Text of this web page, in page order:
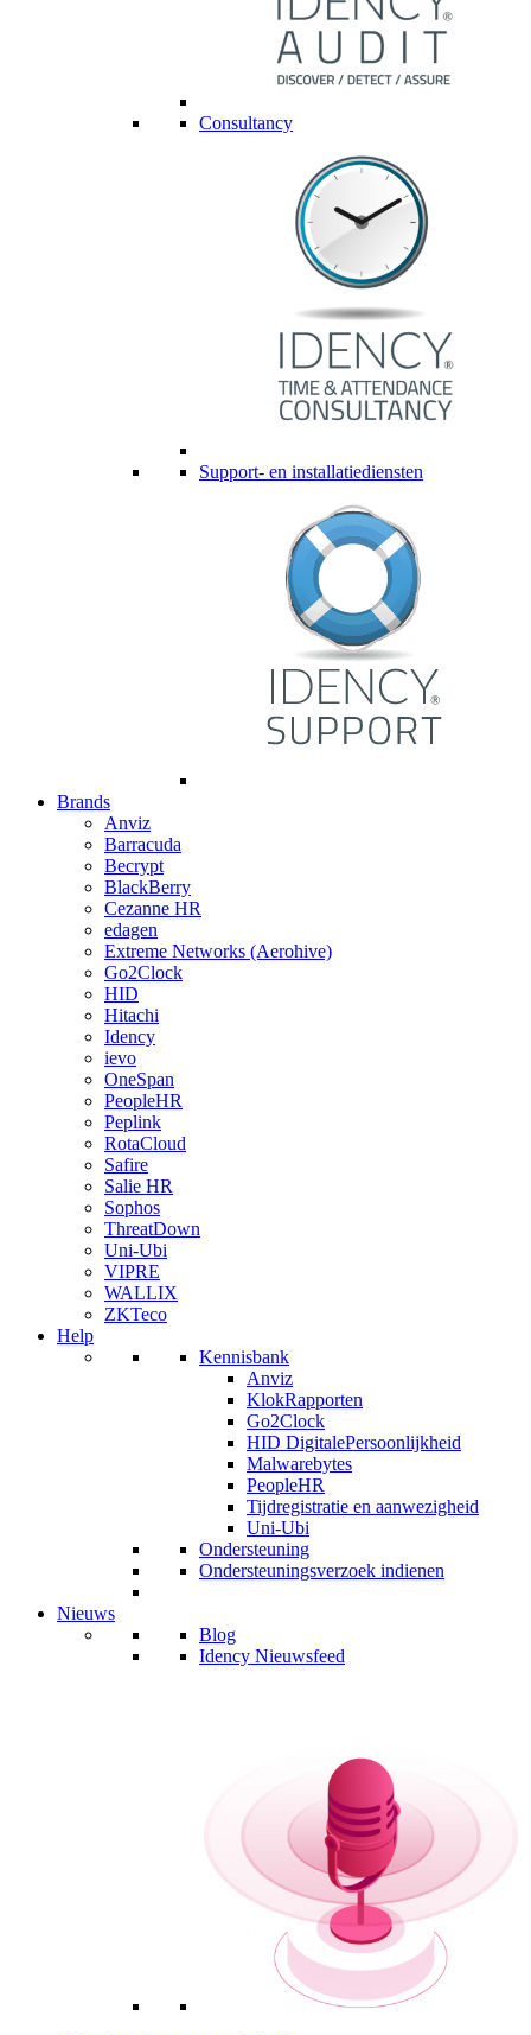
Consultancy
Support- en installatiediensten
Brands
Anviz
Barracuda
Becrypt
BlackBerry
Cezanne HR
edagen
Extreme Networks (Aerohive)
Go2Clock
HID
Hitachi
Idency
ievo
OneSpan
PeopleHR
Peplink
RotaCloud
Safire
Salie HR
Sophos
ThreatDown
Uni-Ubi
VIPRE
WALLIX
ZKTeco
Help
Kennisbank
Anviz
KlokRapporten
Go2Clock
HID DigitalePersoonlijkheid
Malwarebytes
PeopleHR
Tijdregistratie en aanwezigheid
Uni-Ubi
Ondersteuning
Ondersteuningsverzoek indienen
Nieuws
Blog
Idency Nieuwsfeed